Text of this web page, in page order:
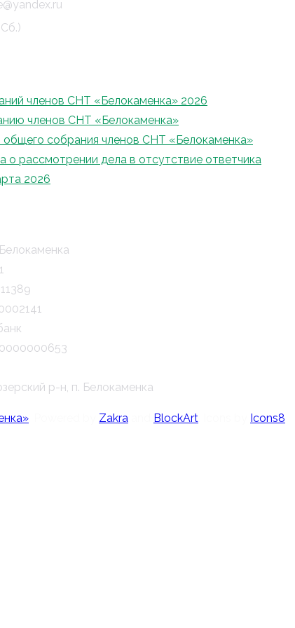
членов СНТ «Белокаменка» 2026
членов СНТ «Белокаменка»
собрания членов СНТ «Белокаменка»
о рассмотрении дела в отсутствие ответчика
2026
р-н, п. Белокаменка
Zakra BlockArt Icons8